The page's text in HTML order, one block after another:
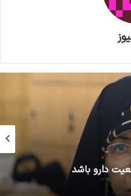
اتصال به سامانه
شوند
دارو رسانی درب منزل
می شود
کپی لینککمبود در
تیتک است